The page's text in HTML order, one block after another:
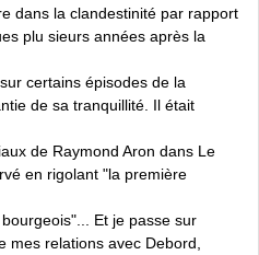
dans la clandestinité par rapport
plu sieurs années après la
certains épisodes de la
de sa tranquillité. Il était
de Raymond Aron dans Le
en rigolant "la première
Et je passe sur
mes relations avec Debord,